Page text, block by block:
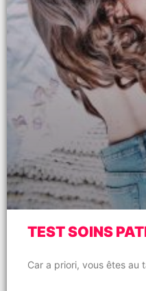
TEST SOINS
Car a priori, vous êtes au